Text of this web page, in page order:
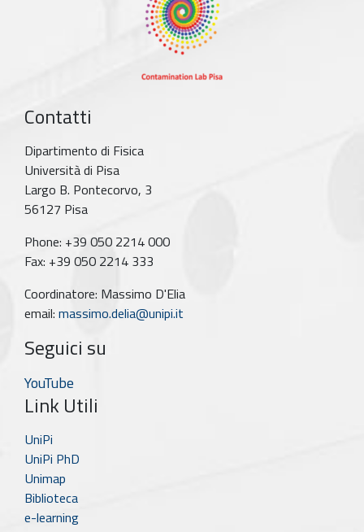
Contatti
Dipartimento di Fisica
Università di Pisa
Largo B. Pontecorvo, 3
56127 Pisa
Phone: +39 050 2214 000
Fax: +39 050 2214 333
Coordinatore: Massimo D'Elia
email: massimo.delia@unipi.it
Seguici su
YouTube
Link Utili
UniPi
UniPi PhD
Unimap
Biblioteca
e-learning